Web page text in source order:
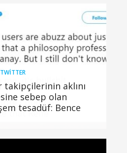
TWITTER
aklını
sebep olan
tesadüf: Bence